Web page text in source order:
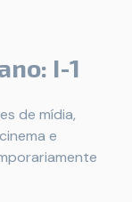
I-1
de mídia,
e